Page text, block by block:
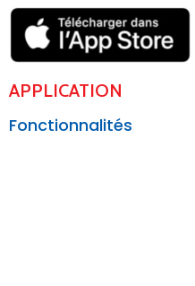
APPLICATION
Fonctionnalités